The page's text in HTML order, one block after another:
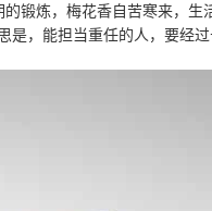
锻炼，梅花香自苦寒来，生
，能担当重任的人，要经